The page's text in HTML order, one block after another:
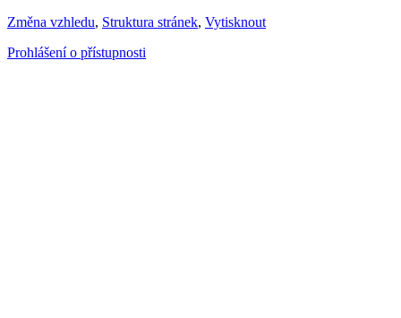
Změna vzhledu, Struktura stránek, Vytisknout
Prohlášení o přístupnosti